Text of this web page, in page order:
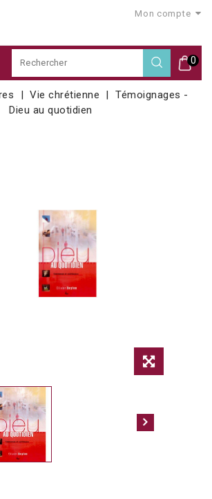
Mon compte
0
Vie chrétienne
Témoignages -
Dieu au quotidien